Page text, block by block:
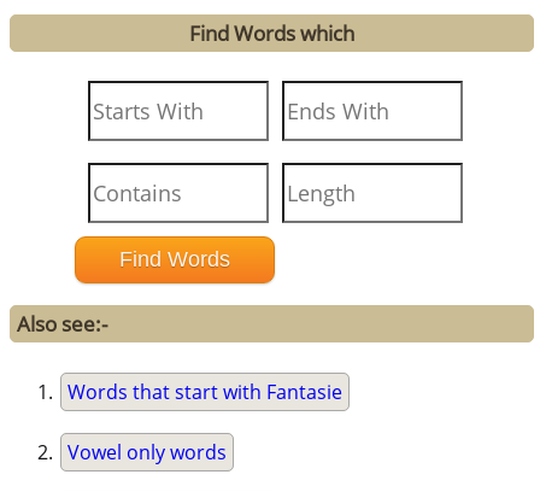
Find Words which
Also see:-
Words that start with Fantasie
Vowel only words